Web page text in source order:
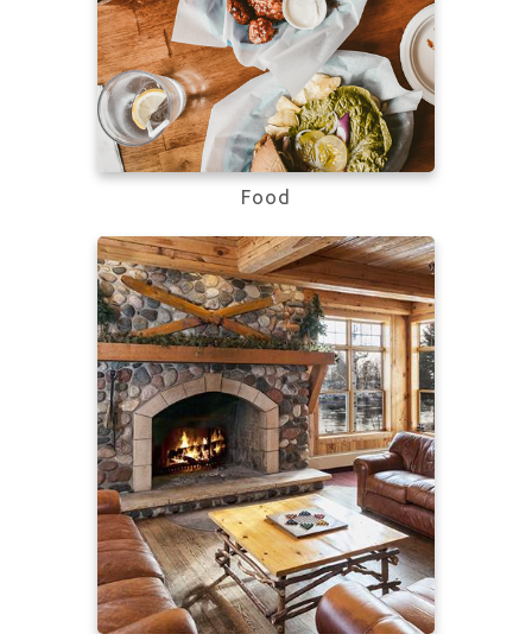
Food
Learn more